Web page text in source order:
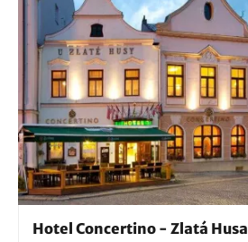
Hotel Concertino - Zlatá Husa